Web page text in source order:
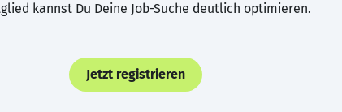
kannst Du Deine Job-Suche deutlich optimieren.
Jetzt registrieren